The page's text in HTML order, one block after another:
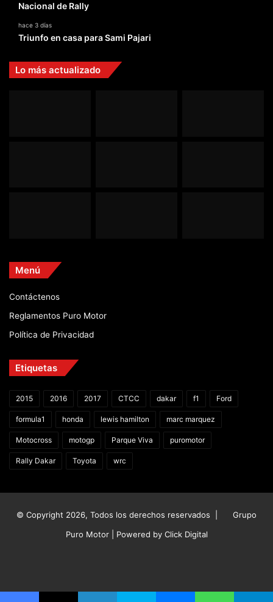
Nacional de Rally
hace 3 días
Triunfo en casa para Sami Pajari
Lo más actualizado
Menú
Contáctenos
Reglamentos Puro Motor
Política de Privacidad
Etiquetas
2015 2016 2017 CTCC dakar f1 Ford
formula1 honda lewis hamilton marc marquez
Motocross motogp Parque Viva puromotor
Rally Dakar Toyota wrc
© Copyright 2026, Todos los derechos reservados |
Grupo
Puro Motor | Powered by Click Digital